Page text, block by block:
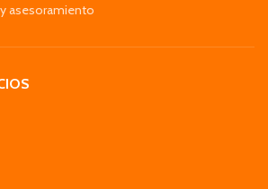
asesoramiento